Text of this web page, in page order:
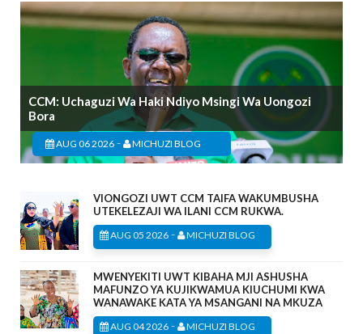
CCM: Uchaguzi Wa Haki Ndiyo Msingi Wa Uongozi
Bora
AUG 06 2026 - MICHUZI BLOG
VIONGOZI UWT CCM TAIFA WAKUMBUSHA
UTEKELEZAJI WA ILANI CCM RUKWA.
AUG 05 2026 - MICHUZI BLOG
MWENYEKITI UWT KIBAHA MJI ASHUSHA
MAFUNZO YA KUJIKWAMUA KIUCHUMI KWA
WANAWAKE KATA YA MSANGANI NA MKUZA
AUG 04 2026 - MICHUZI BLOG